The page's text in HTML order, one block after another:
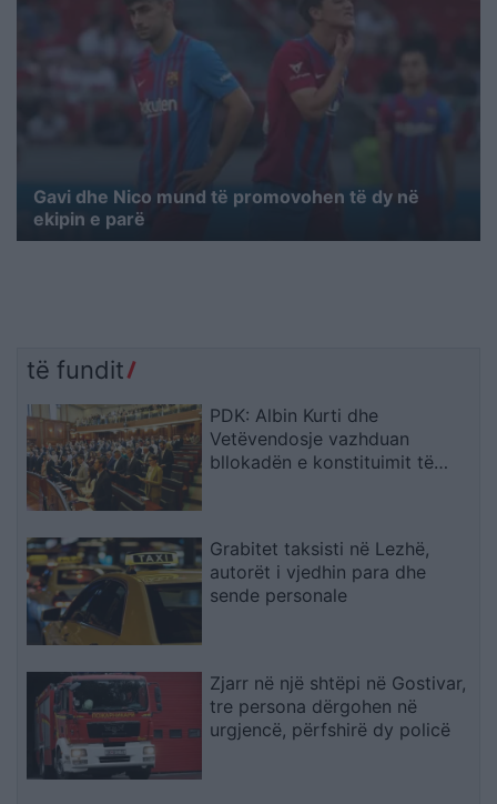
Gavi dhe Nico mund të promovohen të dy në
ekipin e parë
të fundit
PDK: Albin Kurti dhe
Vetëvendosje vazhduan
bllokadën e konstituimit të
Grabitet taksisti në Lezhë,
autorët i vjedhin para dhe
sende personale
Zjarr në një shtëpi në Gostivar,
tre persona dërgohen në
urgjencë, përfshirë dy policë